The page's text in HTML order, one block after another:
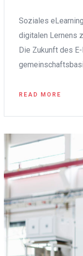
Soziales
digitalen Lernens
Die Zukunft des
READ MORE